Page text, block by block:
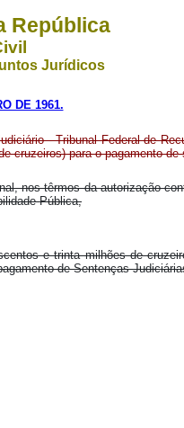
República
Jurídicos
DE 1961.
- Tribunal Federal de
cruzeiros) para o pagamento
nos têrmos da autorização
Pública,
e trinta milhões de
de Sentenças